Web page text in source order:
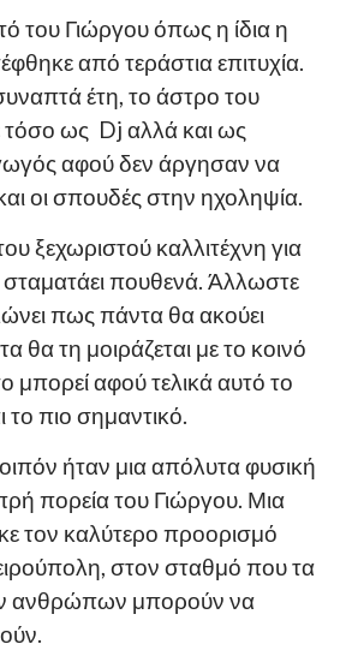
του Γιώργου όπως η ίδια η
από τεράστια επιτυχία.
έτη, το άστρο του
τόσο ως Dj αλλά και ως
αφού δεν άργησαν να
οι σπουδές στην ηχοληψία.
ξεχωριστού καλλιτέχνη για
σταματάει πουθενά. Άλλωστε
πως πάντα θα ακούει
θα τη μοιράζεται με το κοινό
αφού τελικά αυτό το
το πιο σημαντικό.
ήταν μια απόλυτα φυσική
πορεία του Γιώργου. Μια
τον καλύτερο προορισμό
στον σταθμό που τα
ανθρώπων μπορούν να